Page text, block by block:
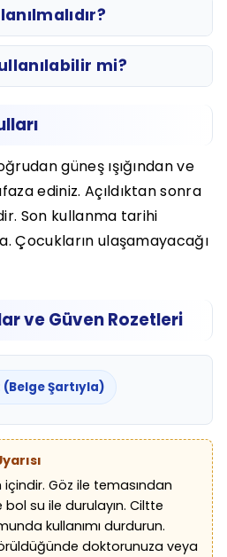
mi?
güneş ışığından ve
ediniz. Açıldıktan sonra
Son kullanma tarihi
Çocukların ulaşamayacağı
ve Güven Rozetleri
Şartıyla)
Göz ile temasından
bol su ile durulayın. Ciltte
kullanımı durdurun.
doktorunuza veya